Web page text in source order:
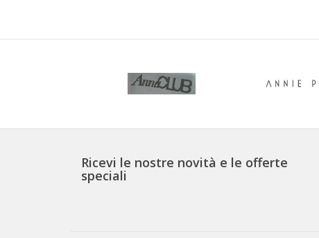
Ricevi le nostre novità e le offerte
speciali